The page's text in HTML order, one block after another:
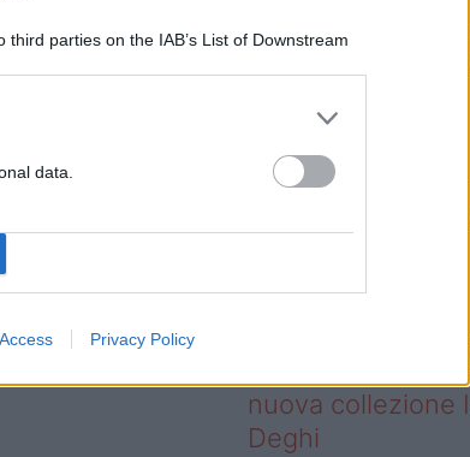
parties on the IAB’s List of Downstream
data.
Privacy Policy
per creare
Video – 4 borse
conquistare tutti:
imperdibile
4 borse Porter
conquistare tutti:
imperdibile
Video – Il
soggiorno da
nuova collezione
Deghi